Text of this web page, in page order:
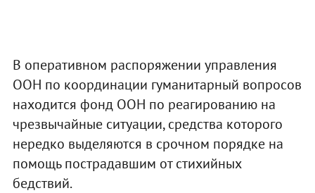
В оперативном распоряжении управления
ООН по координации гуманитарный вопросов
находится фонд ООН по реагированию на
чрезвычайные ситуации, средства которого
нередко выделяются в срочном порядке на
помощь пострадавшим от стихийных
бедствий.